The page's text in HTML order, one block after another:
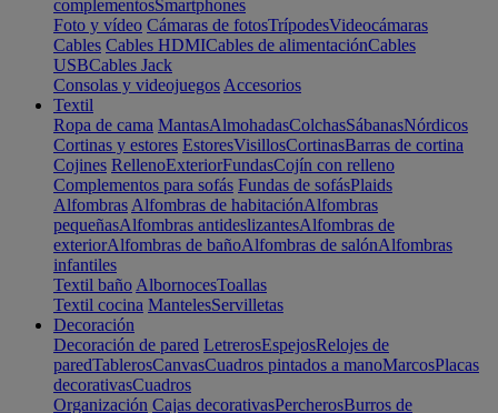
complementosSmartphones
Foto y vídeo Cámaras de fotosTrípodesVideocámaras
Cables Cables HDMICables de alimentaciónCables
USBCables Jack
Consolas y videojuegos Accesorios
Textil
Ropa de cama MantasAlmohadasColchasSábanasNórdicos
Cortinas y estores EstoresVisillosCortinasBarras de cortina
Cojines RellenoExteriorFundasCojín con relleno
Complementos para sofás Fundas de sofásPlaids
Alfombras Alfombras de habitaciónAlfombras
pequeñasAlfombras antideslizantesAlfombras de
exteriorAlfombras de bañoAlfombras de salónAlfombras
infantiles
Textil baño AlbornocesToallas
Textil cocina MantelesServilletas
Decoración
Decoración de pared LetrerosEspejosRelojes de
paredTablerosCanvasCuadros pintados a manoMarcosPlacas
decorativasCuadros
Organización Cajas decorativasPercherosBurros de